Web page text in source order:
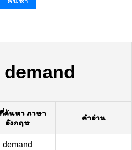
demand
ค้นหา ภาษา
อังกฤษ
คำอ่าน
demand